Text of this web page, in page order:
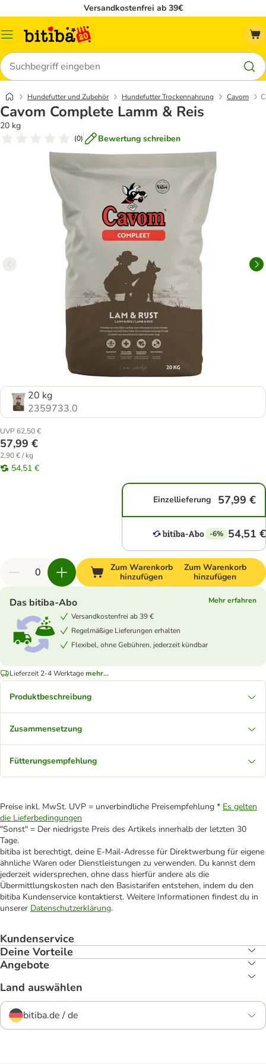
Versandkostenfrei ab 39€
Menü
Suchen
Hundefutter und Zubehör Hundefutter Trockennahrung Cavom
Cavom Complete Lamm & Reis
20 kg
(0) Bewertung schreiben
20 kg
2359733.0
UVP 62,50 €
57,99 €
2,90 € / kg
54,51 €
Einzellieferung 57,99 €
-6% 54,51 €
Zum Warenkorb
hinzufügen
Zum Warenkorb
hinzufügen
Das bitiba-Abo
Mehr erfahren
Versandkostenfrei ab 39 €
Regelmäßige Lieferungen erhalten
Flexibel, ohne Gebühren, jederzeit kündbar
Lieferzeit 2-4 Werktagemehr...
Produktbeschreibung
Zusammensetzung
Fütterungsempfehlung
Preise inkl. MwSt. UVP = unverbindliche Preisempfehlung * Es gelten
die Lieferbedingungen
"Sonst" = Der niedrigste Preis des Artikels innerhalb der letzten 30
Tage.
bitiba ist berechtigt, deine E-Mail-Adresse für Direktwerbung für eigene
ähnliche Waren oder Dienstleistungen zu verwenden. Du kannst dem
jederzeit widersprechen, ohne dass hierfür andere als die
Übermittlungskosten nach den Basistarifen entstehen, indem du den
bitiba Kundenservice kontaktierst. Weitere Informationen findest du in
unserer Datenschutzerklärung.
Kundenservice
Deine Vorteile
Angebote
Land auswählen
bitiba.de / de